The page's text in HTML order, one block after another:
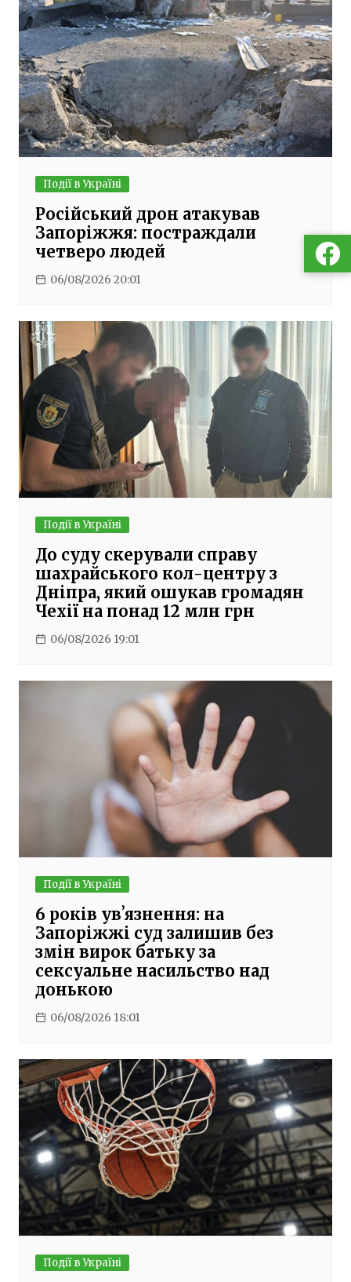
Події в Україні
Російський дрон атакував
Запоріжжя: постраждали
четверо людей
06/08/2026 20:01
Події в Україні
До суду скерували справу
шахрайського кол-центру з
Дніпра, який ошукав громадян
Чехії на понад 12 млн грн
06/08/2026 19:01
Події в Україні
6 років увʼязнення: на
Запоріжжі суд залишив без
змін вирок батьку за
сексуальне насильство над
донькою
06/08/2026 18:01
Події в Україні